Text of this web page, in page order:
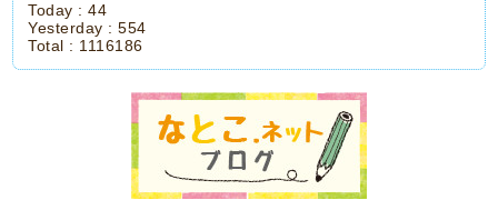
Today :44
Yesterday :554
Total : 1116186